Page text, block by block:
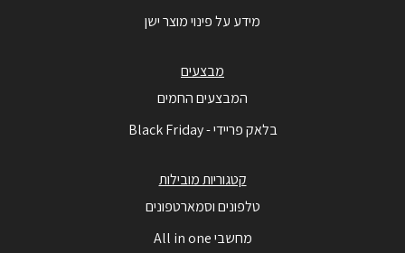
מידע על פינוי מוצר ישן
מבצעים
המבצעים החמים
בלאק פריידי - Black Friday
קטגוריות מובילות
טלפונים וסמארטפונים
מחשבי All in one